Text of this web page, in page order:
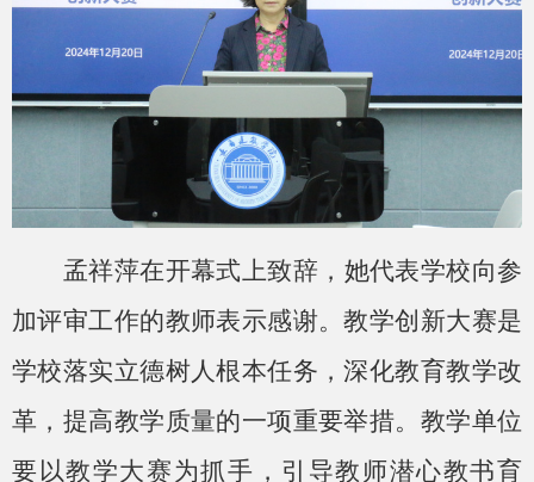
孟祥萍在开幕式上致辞，她代表学校向参
加评审工作的教师表示感谢。教学创新大赛是
学校落实立德树人根本任务，深化教育教学改
革，提高教学质量的一项重要举措。教学单位
要以教学大赛为抓手，引导教师潜心教书育